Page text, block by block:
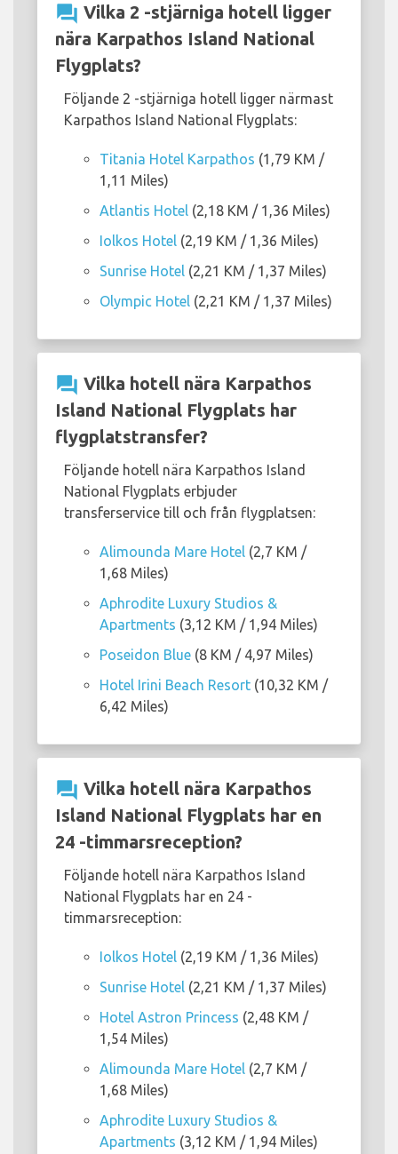
question_answer Vilka 2 -stjärniga hotell ligger
nära Karpathos Island National
Flygplats?
Följande 2 -stjärniga hotell ligger närmast
Karpathos Island National Flygplats:
Titania Hotel Karpathos (1,79 KM /
1,11 Miles)
Atlantis Hotel (2,18 KM / 1,36 Miles)
Iolkos Hotel (2,19 KM / 1,36 Miles)
Sunrise Hotel (2,21 KM / 1,37 Miles)
Olympic Hotel (2,21 KM / 1,37 Miles)
question_answer Vilka hotell nära Karpathos
Island National Flygplats har
flygplatstransfer?
Följande hotell nära Karpathos Island
National Flygplats erbjuder
transferservice till och från flygplatsen:
Alimounda Mare Hotel (2,7 KM /
1,68 Miles)
Aphrodite Luxury Studios &
Apartments (3,12 KM / 1,94 Miles)
Poseidon Blue (8 KM / 4,97 Miles)
Hotel Irini Beach Resort (10,32 KM /
6,42 Miles)
question_answer Vilka hotell nära Karpathos
Island National Flygplats har en
24 -timmarsreception?
Följande hotell nära Karpathos Island
National Flygplats har en 24 -
timmarsreception:
Iolkos Hotel (2,19 KM / 1,36 Miles)
Sunrise Hotel (2,21 KM / 1,37 Miles)
Hotel Astron Princess (2,48 KM /
1,54 Miles)
Alimounda Mare Hotel (2,7 KM /
1,68 Miles)
Aphrodite Luxury Studios &
Apartments (3,12 KM / 1,94 Miles)